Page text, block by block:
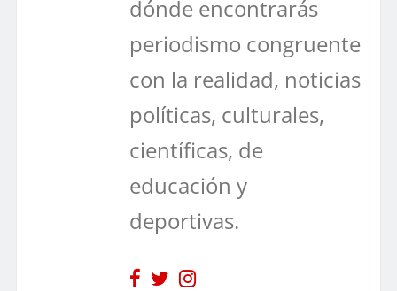
dónde encontrarás
periodismo congruente
con la realidad, noticias
políticas, culturales,
científicas, de
educación y
deportivas.